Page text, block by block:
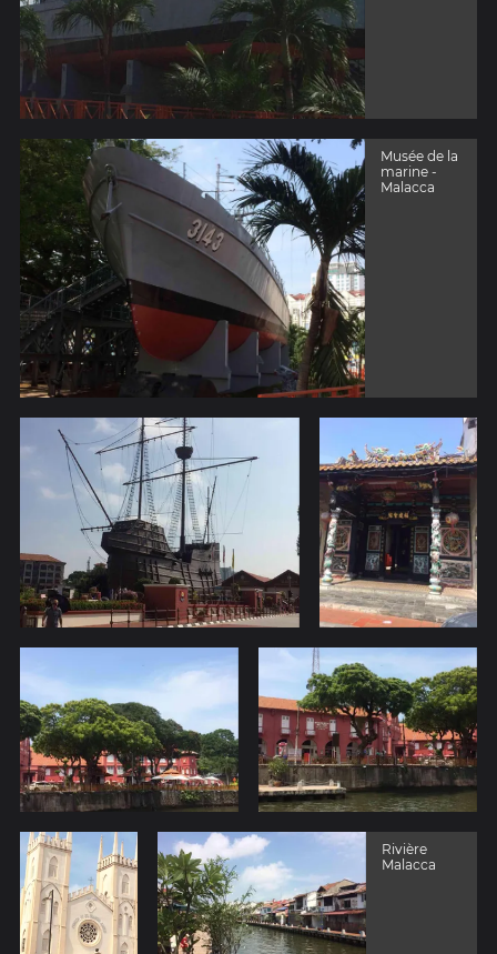
Musée de la
marine -
Malacca
Rivière
Malacca